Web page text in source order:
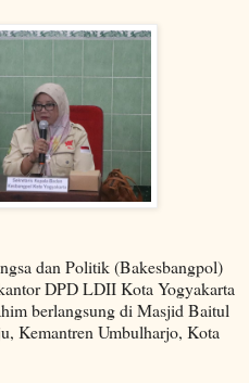
dan Politik (Bakesbangpol)
DPD LDII Kota Yogyakarta
berlangsung di Masjid Baitul
Kemantren Umbulharjo, Kota